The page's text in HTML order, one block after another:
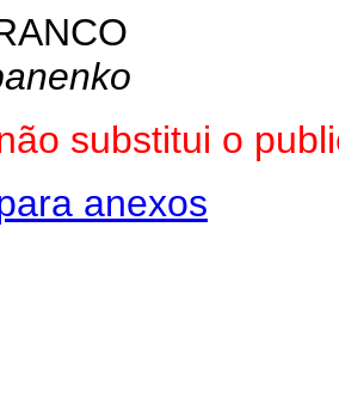
substitui o
anexos